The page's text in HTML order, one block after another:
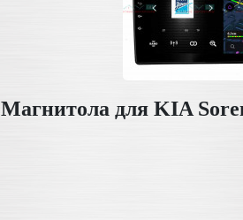
Магнитола для KIA